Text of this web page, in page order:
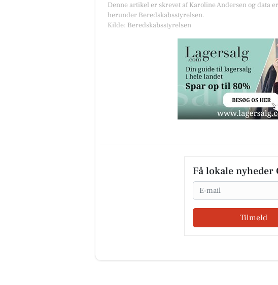
Denne artikel er skrevet af Karoline Andersen og data
herunder Beredskabsstyrelsen.
Kilde: Beredskabsstyrelsen
Få lokale nyheder
Email
Tilmeld